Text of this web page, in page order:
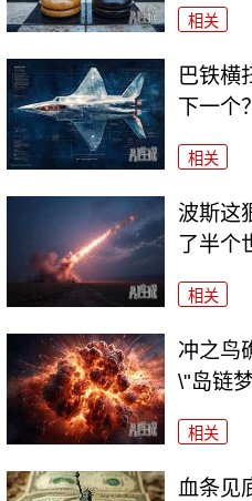
相关
巴铁横
下一个
相关
波斯这
了半个
相关
冲之鸟
\"岛链
相关
血条见